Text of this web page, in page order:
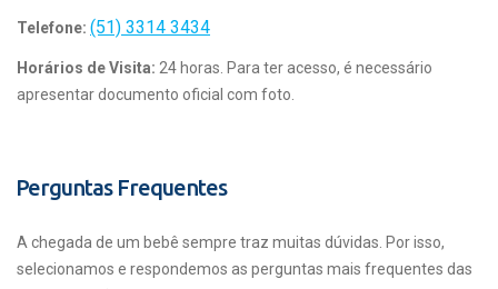
Telefone: (51) 3314 3434
Horários de Visita: 24 horas. Para ter acesso, é necessário
apresentar documento oficial com foto.
Perguntas Frequentes
A chegada de um bebê sempre traz muitas dúvidas. Por isso,
selecionamos e respondemos as perguntas mais frequentes das